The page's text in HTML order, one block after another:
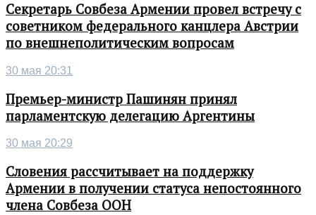
Секретарь Совбеза Армении провел встречу с
советником федерального канцлера Австрии
по внешнеполитическим вопросам
30 мая 20:31
Премьер-министр Пашинян принял
парламентскую делегацию Аргентины
30 мая 20:29
Словения рассчитывает на поддержку
Армении в получении статуса непостоянного
члена Совбеза ООН